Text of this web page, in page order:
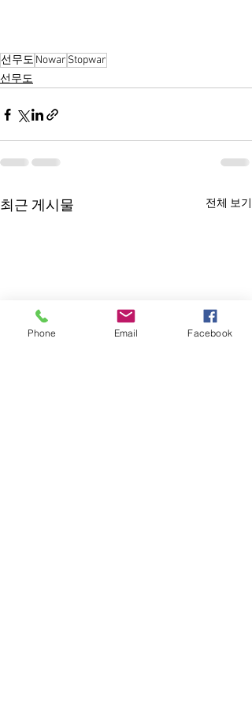
선무도 Nowar Stopwar
선무도
최근 게시물 전체 보기
Phone Email Facebook